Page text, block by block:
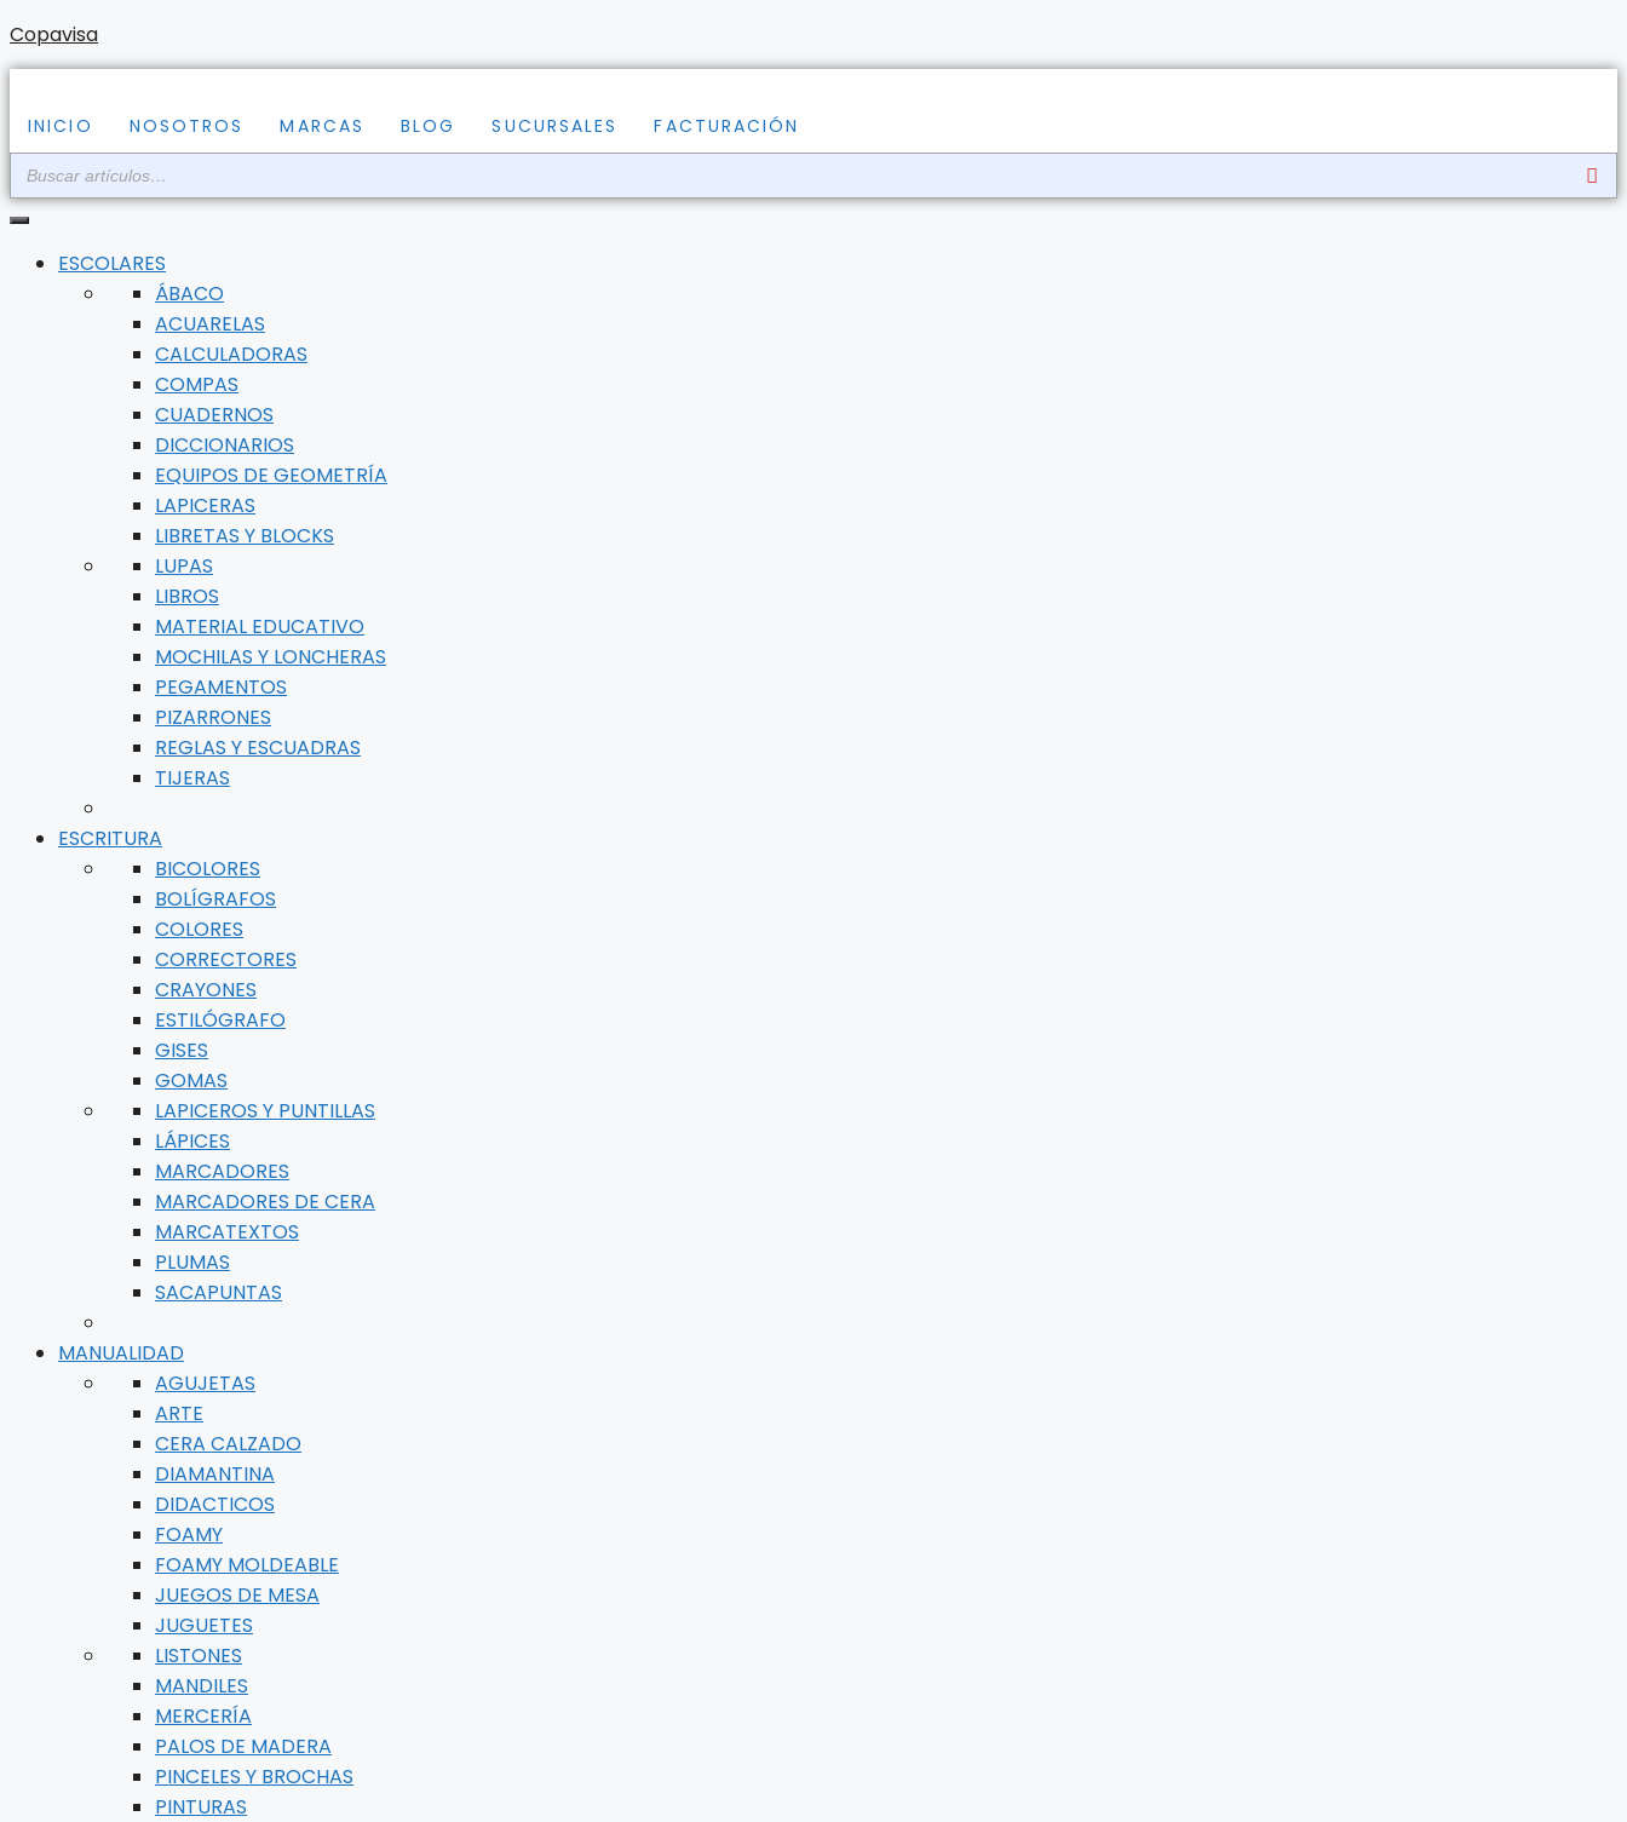
Saltar
al
Copavisa
INICIO NOSOTROS MARCAS BLOG SUCURSALES FACTURACIÓN
ESCOLARES
ÁBACO
ACUARELAS
CALCULADORAS
COMPAS
CUADERNOS
DICCIONARIOS
EQUIPOS DE GEOMETRÍA
LAPICERAS
LIBRETAS Y BLOCKS
LUPAS
LIBROS
MATERIAL EDUCATIVO
MOCHILAS Y LONCHERAS
PEGAMENTOS
PIZARRONES
REGLAS Y ESCUADRAS
TIJERAS
ESCRITURA
BICOLORES
BOLÍGRAFOS
COLORES
CORRECTORES
CRAYONES
ESTILÓGRAFO
GISES
GOMAS
LAPICEROS Y PUNTILLAS
LÁPICES
MARCADORES
MARCADORES DE CERA
MARCATEXTOS
PLUMAS
SACAPUNTAS
MANUALIDAD
AGUJETAS
ARTE
CERA CALZADO
DIAMANTINA
DIDACTICOS
FOAMY
FOAMY MOLDEABLE
JUEGOS DE MESA
JUGUETES
LISTONES
MANDILES
MERCERÍA
PALOS DE MADERA
PINCELES Y BROCHAS
PINTURAS